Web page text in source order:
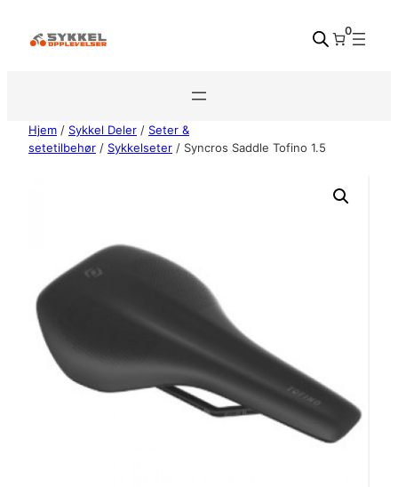
0
Hjem / Sykkel Deler / Seter &
setetilbehør / Sykkelseter / Syncros Saddle Tofino 1.5